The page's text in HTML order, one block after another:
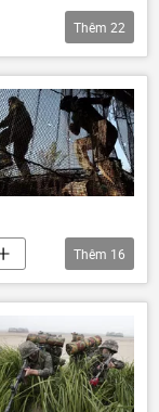
Thêm 22
Thêm 16